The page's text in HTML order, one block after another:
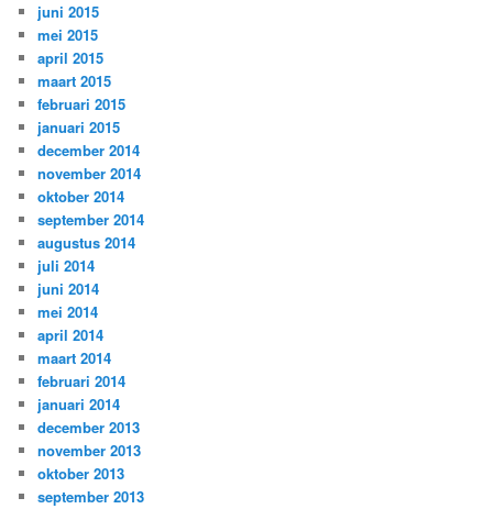
juni 2015
mei 2015
april 2015
maart 2015
februari 2015
januari 2015
december 2014
november 2014
oktober 2014
september 2014
augustus 2014
juli 2014
juni 2014
mei 2014
april 2014
maart 2014
februari 2014
januari 2014
december 2013
november 2013
oktober 2013
september 2013